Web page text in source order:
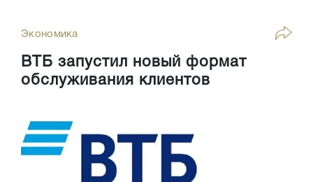
Экономика
ВТБ запустил новый формат
обслуживания клиентов